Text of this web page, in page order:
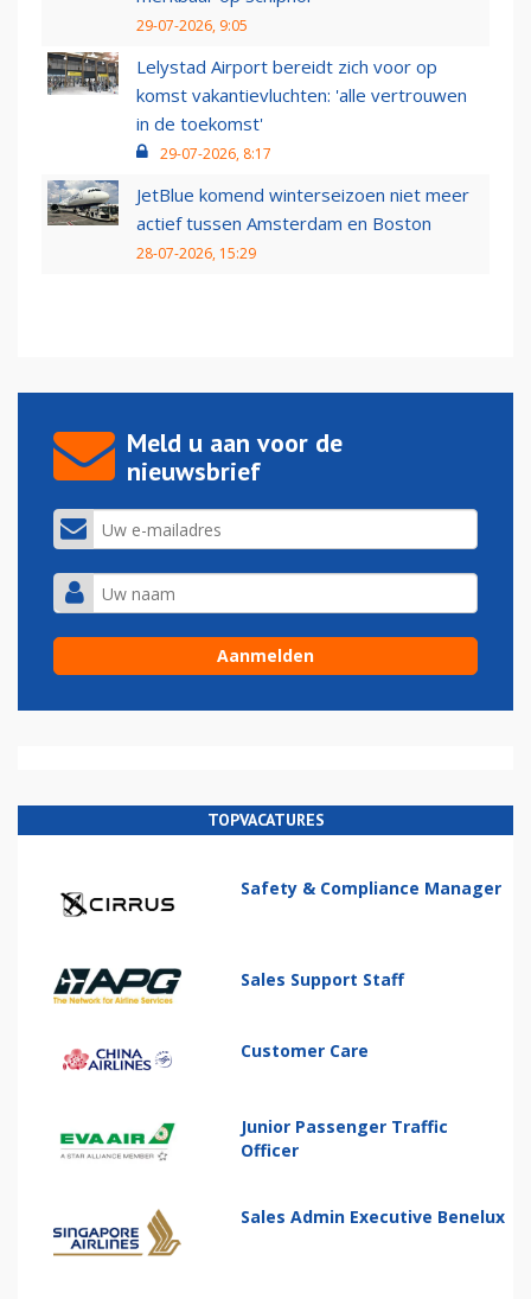
29-07-2026, 9:05
Lelystad Airport bereidt zich voor op
komst vakantievluchten: 'alle vertrouwen
in de toekomst'
29-07-2026, 8:17
JetBlue komend winterseizoen niet meer
actief tussen Amsterdam en Boston
28-07-2026, 15:29
Meld u aan voor de
nieuwsbrief
TOPVACATURES
Safety & Compliance Manager
Sales Support Staff
Customer Care
Junior Passenger Traffic
Officer
Sales Admin Executive Benelux